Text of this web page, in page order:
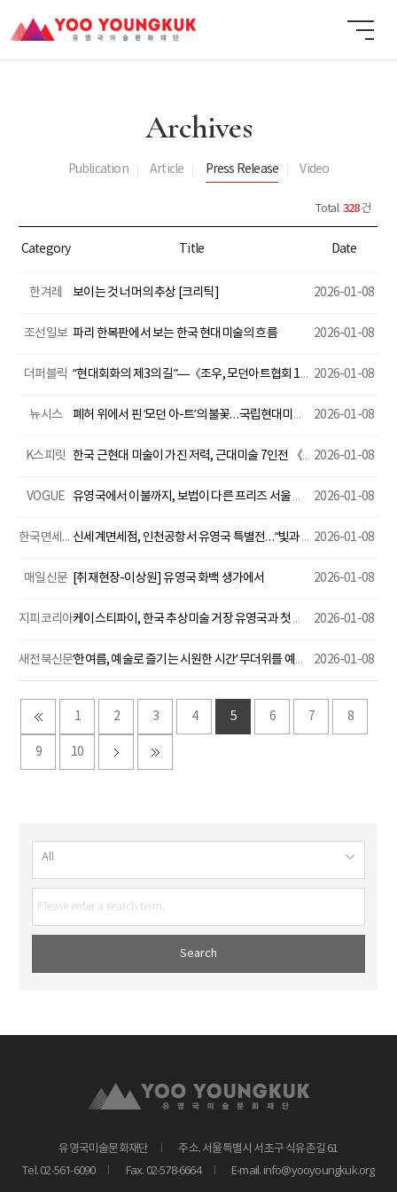
Archives
Publication Article Press Release Video
Total 328건
Category Title Date
한겨레 보이는 것 너머의 추상 [크리틱] 2026-01-08
조선일보 파리 한복판에서 보는 한국 현대미술의 흐름 2026-01-08
더퍼블릭 “현대회화의 제3의 길”―《조우, 모던아트협회 1957-1960》, 국립현대미술관 청주 개막 2026-01-08
뉴시스 폐허 위에서 핀 ‘모던 아-트’의 불꽃…국립현대미술관 청주 2026-01-08
K스피릿 한국 근현대 미술이 가진 저력, 근대미술 7인전 《침묵하는 美的 영혼들》 2026-01-08
VOGUE 유영국에서 이불까지, 보법이 다른 프리즈 서울 즐기기 2026-01-08
한국면세뉴스 신세계면세점, 인천공항서 유영국 특별전…“빛과 색의 여정” 2026-01-08
매일신문 [취재현장-이상원] 유영국 화백 생가에서 2026-01-08
지피코리아 케이스티파이, 한국 추상미술 거장 유영국과 첫 협업 컬렉션 출시 2026-01-08
새전북신문 ‘한여름, 예술로 즐기는 시원한 시간’ 무더위를 예술로 식혀볼까? 2026-01-08
1 2 3 4 5 6 7 8
9 10
유영국미술문화재단 주소. 서울특별시 서초구 식유촌길 61
Tel. 02-561-6090 Fax. 02-578-6664 E-mail. info@yooyoungkuk.org